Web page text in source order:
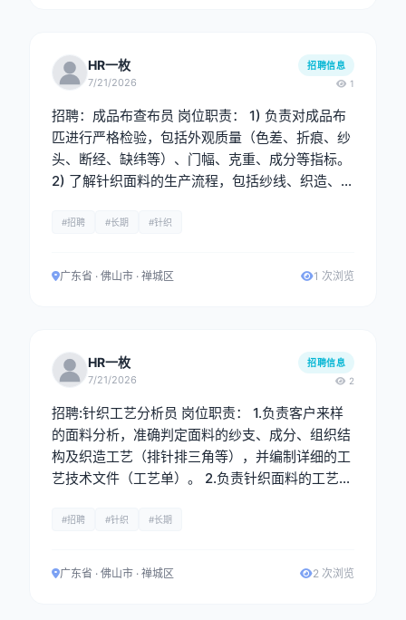
HR一枚
7/21/2026
招聘信息
1
招聘：成品布查布员 岗位职责： 1) 负责对成品布
匹进行严格检验，包括外观质量（色差、折痕、纱
头、断经、缺纬等）、门幅、克重、成分等指标。
2) 了解针织面料的生产流程，包括纱线、织造、染
重点把控织造疵点、染色均匀度、后整理效果等关
量问题。 任职要求： 男性，有成品布查布经验，
#招聘 #长期 #针织
广东省 · 佛山市 · 禅城区 1 次浏览
HR一枚
7/21/2026
招聘信息
2
招聘:针织工艺分析员 岗位职责： 1.负责客户来样
的面料分析，准确判定面料的纱支、成分、组织结
构及织造工艺（排针排三角等），并编制详细的工
艺技术文件（工艺单）。 2.负责针织面料的工艺分
析、工艺单制作及生产技术支持工作。 3. 配合研
行上机分析、核价及成本控制。 4.与生产、品控、
#招聘 #针织 #长期
广东省 · 佛山市 · 禅城区 2 次浏览